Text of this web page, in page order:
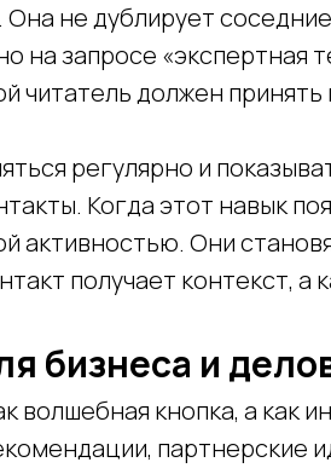
не дублирует
на запросе «экспертная
читатель должен принять
регулярно и
Когда этот навык
активностью. Они
получает контекст,
бизнеса и
волшебная кнопка, а как
партнерские